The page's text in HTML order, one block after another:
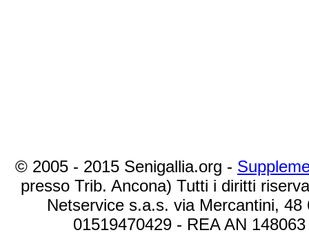
© 2005 - 2015 Senigallia.org -
presso Trib. Ancona) Tutti i diritti
Netservice s.a.s. via Mercantini,
01519470429 - REA AN